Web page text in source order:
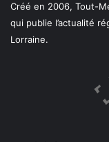
Créé en 2006, Tout-
qui publie l’actualité
Lorraine.